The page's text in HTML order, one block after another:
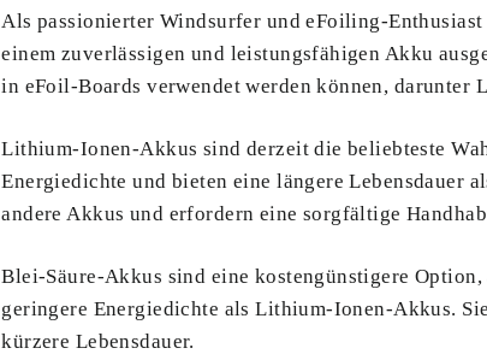
Als passionierter Windsurfer und eFoiling-
einem zuverlässigen und leistungsfähigen Akku
in eFoil-Boards verwendet werden können,
Lithium-Ionen-Akkus sind derzeit die beliebteste
Energiedichte und bieten eine längere Lebensdauer
andere Akkus und erfordern eine sorgfältige
Blei-Säure-Akkus sind eine kostengünstigere
geringere Energiedichte als Lithium-Ionen-Akkus.
kürzere Lebensdauer.